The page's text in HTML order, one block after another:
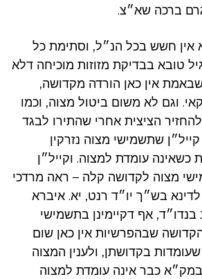
ברכה שא״צ.
אין חשש בכל הנ״ל, וסתימת כל
טובא בבדיקת מזוזות מוכיחה דלא
אין כאן הורדה מקדושה,
וגם לא משום ביטול מצוה, וכמו
הציצית אחרי שהתירו לבגד
שתשמישי מצוה נזרקין
כשאינה עומדת למצוה. וקייל״ן
מצוה לקדושה קלה – ראה מרדכי
בש״ך יו״ד רנט, יא. איברא
אף דקיימינן בתשמישי
שבהפרשיות אין כאן שום
בקדושתן, ולענין המצוה
כבר אינה עומדת למצוה